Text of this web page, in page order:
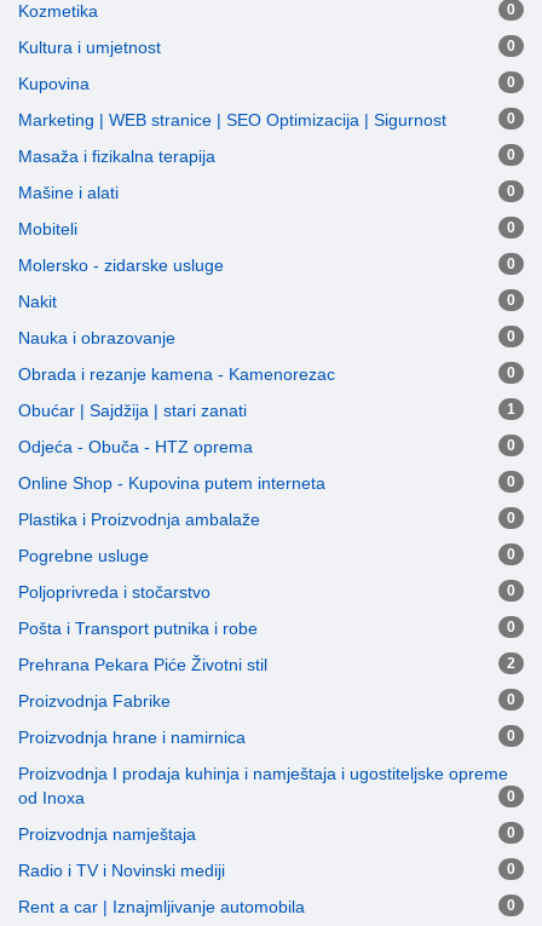
Kozmetika 0
Kultura i umjetnost 0
Kupovina 0
Marketing | WEB stranice | SEO Optimizacija | Sigurnost 0
Masaža i fizikalna terapija 0
Mašine i alati 0
Mobiteli 0
Molersko - zidarske usluge 0
Nakit 0
Nauka i obrazovanje 0
Obrada i rezanje kamena - Kamenorezac 0
Obućar | Sajdžija | stari zanati 1
Odjeća - Obuča - HTZ oprema 0
Online Shop - Kupovina putem interneta 0
Plastika i Proizvodnja ambalaže 0
Pogrebne usluge 0
Poljoprivreda i stočarstvo 0
Pošta i Transport putnika i robe 0
Prehrana Pekara Piće Životni stil 2
Proizvodnja Fabrike 0
Proizvodnja hrane i namirnica 0
Proizvodnja I prodaja kuhinja i namještaja i ugostiteljske opreme
od Inoxa
0
Proizvodnja namještaja 0
Radio i TV i Novinski mediji 0
Rent a car | Iznajmljivanje automobila 0